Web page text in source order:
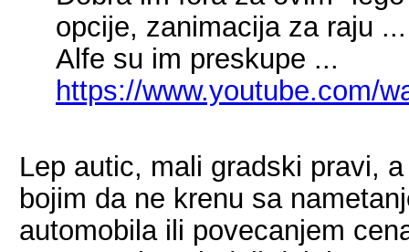
opcije, zanimacija za raju ...
Alfe su im preskupe ...
https://www.youtube.com/
Lep autic, mali gradski pravi,
bojim da ne krenu sa
automobila ili povecanjem